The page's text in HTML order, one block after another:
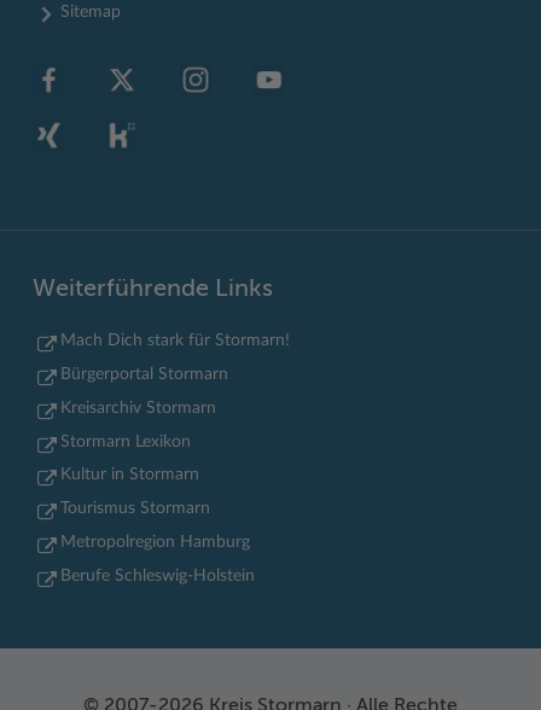
Sitemap
Weiterführende Links
Mach Dich stark für Stormarn!
Bürgerportal Stormarn
Kreisarchiv Stormarn
Stormarn Lexikon
Kultur in Stormarn
Tourismus Stormarn
Metropolregion Hamburg
Berufe Schleswig-Holstein